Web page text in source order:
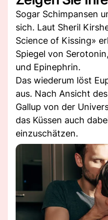
Sogar Schimpansen
sich. Laut Sheril
Science of Kissing»
Spiegel von
und Epinephrin.
Das wiederum löst
aus. Nach Ansicht
Gallup von der
das Küssen auch
einzuschätzen.